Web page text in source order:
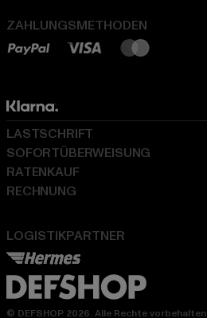
ZAHLUNGSMETHODEN
LOGISTIKPARTNER
LASTSCHRIFT
SOFORTÜBERWEISUNG
RATENKAUF
RECHNUNG
© DEFSHOP 2026. Alle Rechte vorbehalten